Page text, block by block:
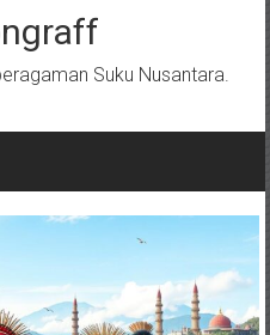
Suku Nusantara.